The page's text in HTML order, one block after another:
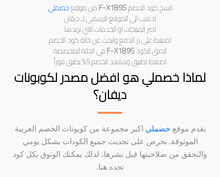
انسخ كود الخصمF-X1B9Sمن موقعخصملي
اذهب الى الموقع الرسمي لـ ديفان
اختر المنتجات او الخدمات التي تريدها
اضغط على زر الدفع وابحث عن خانة كود الخصم
الصق الكودF-X1B9Sفي الخانة المخصصة
اضغط تطبيق وشاهد الخصم 5% يطبق فوراً
لماذا خصملي هو افضل مصدر لكوبونات
ديفان؟
يقدم موقع خصملي اكبر مجموعة من كوبونات الخصم العربية
الموثوقة. نحرص على تحديث جميع الكودات بشكل يومي
والتحقق من صلاحيتها قبل نشرها، لذلك يمكنك الوثوق بكل كود
تجده هنا.